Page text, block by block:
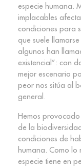
especie humana.
implacables
condiciones para
que suele
algunos han
existencial”: con
mejor escenario
peor nos sitúa al
general.
Hemos
de la
condiciones de
humana. Como lo
especie tiene en